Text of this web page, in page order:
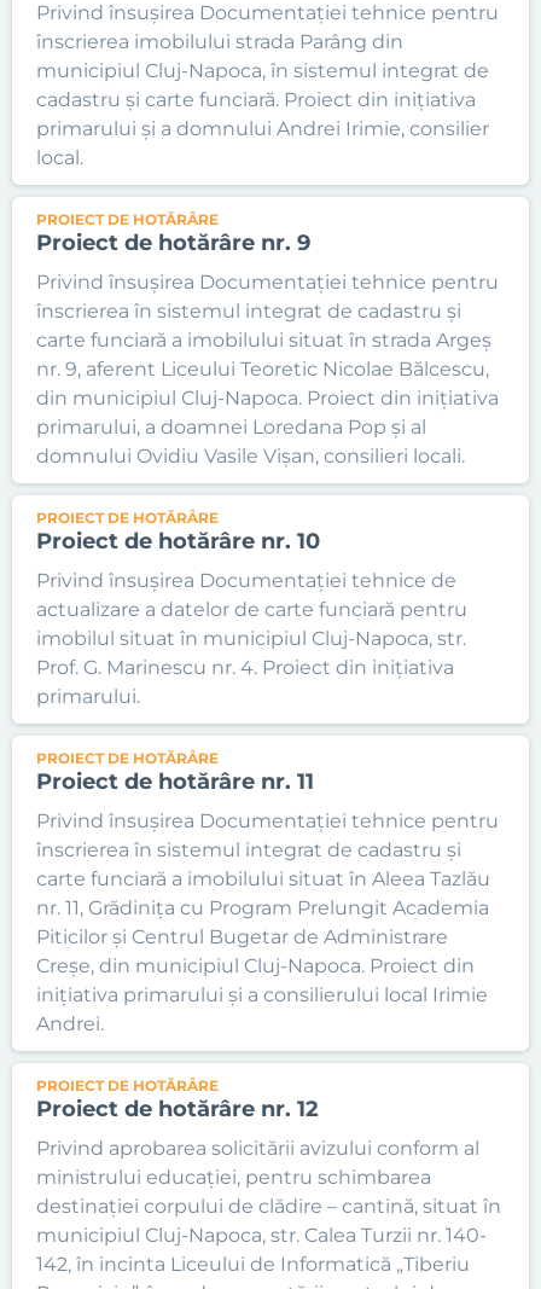
Privind însușirea Documentației tehnice pentru
înscrierea imobilului strada Parâng din
municipiul Cluj-Napoca, în sistemul integrat de
cadastru și carte funciară. Proiect din inițiativa
primarului și a domnului Andrei Irimie, consilier
local.
PROIECT DE HOTĂRÂRE
Proiect de hotărâre nr. 9
Privind însușirea Documentației tehnice pentru
înscrierea în sistemul integrat de cadastru și
carte funciară a imobilului situat în strada Argeș
nr. 9, aferent Liceului Teoretic Nicolae Bălcescu,
din municipiul Cluj-Napoca. Proiect din inițiativa
primarului, a doamnei Loredana Pop și al
domnului Ovidiu Vasile Vișan, consilieri locali.
PROIECT DE HOTĂRÂRE
Proiect de hotărâre nr. 10
Privind însușirea Documentației tehnice de
actualizare a datelor de carte funciară pentru
imobilul situat în municipiul Cluj-Napoca, str.
Prof. G. Marinescu nr. 4. Proiect din inițiativa
primarului.
PROIECT DE HOTĂRÂRE
Proiect de hotărâre nr. 11
Privind însușirea Documentației tehnice pentru
înscrierea în sistemul integrat de cadastru și
carte funciară a imobilului situat în Aleea Tazlău
nr. 11, Grădinița cu Program Prelungit Academia
Piticilor și Centrul Bugetar de Administrare
Creșe, din municipiul Cluj-Napoca. Proiect din
inițiativa primarului și a consilierului local Irimie
Andrei.
PROIECT DE HOTĂRÂRE
Proiect de hotărâre nr. 12
Privind aprobarea solicitării avizului conform al
ministrului educației, pentru schimbarea
destinației corpului de clădire – cantină, situat în
municipiul Cluj-Napoca, str. Calea Turzii nr. 140-
142, în incinta Liceului de Informatică „Tiberiu